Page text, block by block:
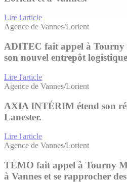
Lire l'article
Agence de Vannes/Lorient
ADITEC fait appel à
son nouvel entrepôt
Lire l'article
Agence de Vannes/Lorient
AXIA INTÉRIM étend son
Lanester.
Lire l'article
Agence de Vannes/Lorient
TEMO fait appel à Tourny
à Vannes et se rapprocher